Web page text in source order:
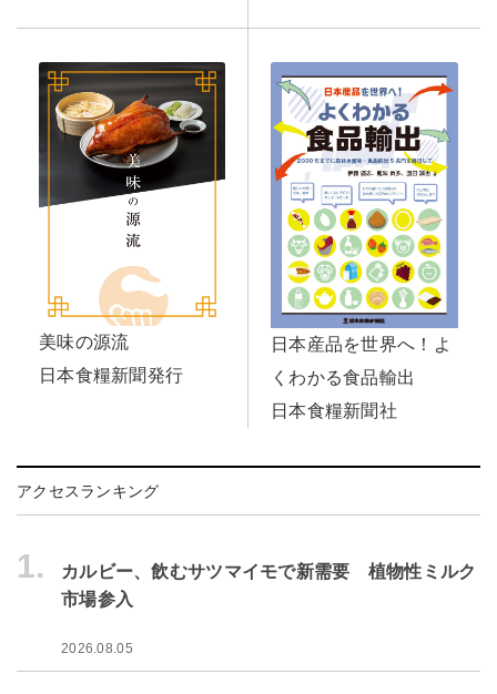
美味の源流
日本食糧新聞発行
日本産品を世界へ！よ
くわかる食品輸出
日本食糧新聞社
アクセスランキング
1.
カルビー、飲むサツマイモで新需要 植物性ミルク
市場参入
2026.08.05